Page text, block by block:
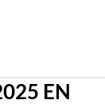
EN